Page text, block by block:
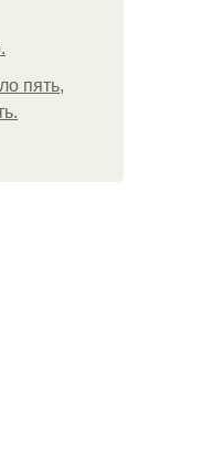
пять,